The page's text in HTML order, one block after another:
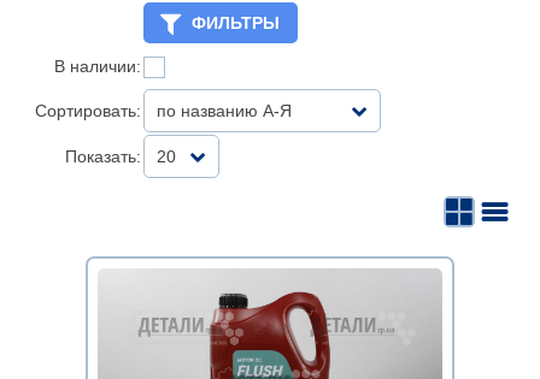
ФИЛЬТРЫ
В наличии:
Сортировать: по названию А-Я
Показать: 20